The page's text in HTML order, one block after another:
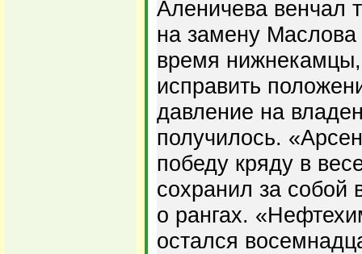
Аленичева венчал
на замену
время
исправить
давление на
получилось.
победу кряду в
сохранил за собой
о рангах.
остался